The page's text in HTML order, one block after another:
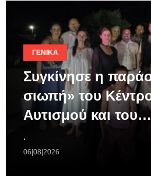
ΓΕΝΙΚΆ
Συγκίνησε η
σιωπή» του
Αυτισμού και του…
.
06|08|2026